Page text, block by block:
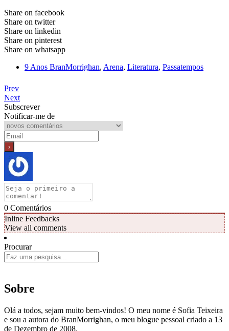
Share on facebook
Share on twitter
Share on linkedin
Share on pinterest
Share on whatsapp
9 Anos BranMorrighan, Arena, Literatura, Passatempos
Prev
Next
Subscrever
Notificar-me de
0 Comentários
Inline Feedbacks
View all comments
Procurar
Sobre
Olá a todos, sejam muito bem-vindos! O meu nome é Sofia Teixeira
e sou a autora do BranMorrighan, o meu blogue pessoal criado a 13
de Dezembro de 2008.